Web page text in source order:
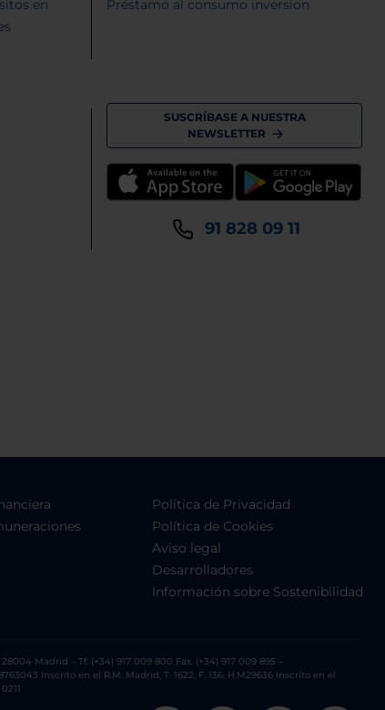
en
Préstamo al consumo inversion
SUSCRÍBASE A NUESTRA
NEWSLETTER
91 828 09 11
Política de Privacidad
Política de Cookies
Aviso legal
Desarrolladores
Información sobre Sostenibilidad
Madrid – Tf. (+34) 917 009 800 Fax. (+34) 917 009 895 –
Inscrito en el R.M. Madrid, T. 1622, F. 136, H.M29636 Inscrito en el